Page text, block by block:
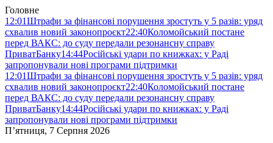
Головне
12:01Штрафи за фінансові порушення зростуть у 5 разів: уряд
схвалив новий законопроєкт22:40Коломойський постане
перед ВАКС: до суду передали резонансну справу
ПриватБанку14:44Російські удари по книжках: у Раді
запропонували нові програми підтримки
12:01Штрафи за фінансові порушення зростуть у 5 разів: уряд
схвалив новий законопроєкт22:40Коломойський постане
перед ВАКС: до суду передали резонансну справу
ПриватБанку14:44Російські удари по книжках: у Раді
запропонували нові програми підтримки
П’ятниця, 7 Серпня 2026